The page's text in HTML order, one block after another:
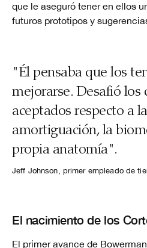
que le aseguró tener en ellos
futuros prototipos y
"Él pensaba que los
mejorarse. Desafió los
aceptados respecto a
amortiguación, la
propia anatomía".
Jeff Johnson, primer empleado de
El nacimiento de los
El primer avance de